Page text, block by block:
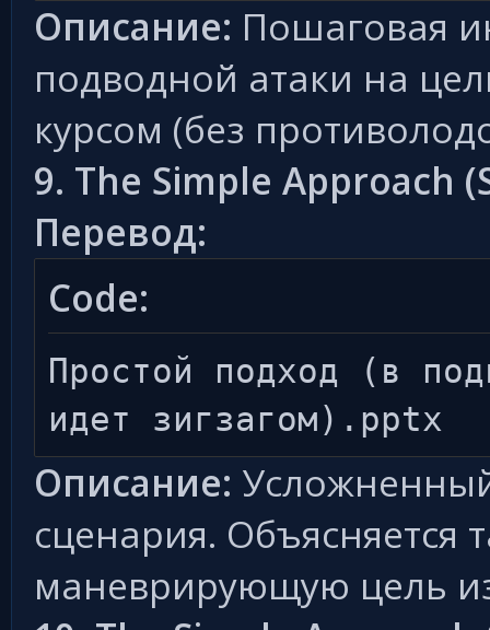
Описание: Пошаговая
подводной атаки на
курсом (без
9. The Simple Approach
Перевод:
Code:
Простой подход (в
идет зигзагом).pptx
Описание:
сценария. Объясняется
маневрирующую цель